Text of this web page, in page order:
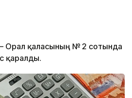
Орал қаласының № 2 сотында
қаралды.